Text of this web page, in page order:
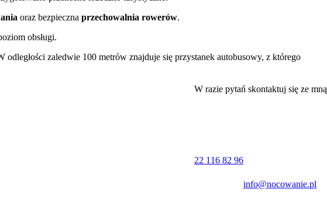
oraz bezpieczna przechowalnia rowerów.
obsługi.
zaledwie 100 metrów znajduje się przystanek autobusowy, z którego
zajmuje około 10 minut, a bezpośredni dojazd na lotnisko im. Lecha
W razie pytań skontaktuj się ze mną
22 116 82 96
info@nocowanie.pl